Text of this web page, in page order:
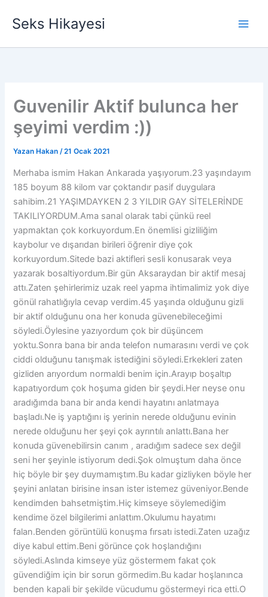
atlaSeks Hikayesi
Guvenilir Aktif bulunca her
şeyimi verdim :))
Yazan Hakan/21 Ocak 2021
Merhaba ismim Hakan Ankarada yaşıyorum.23 yaşındayım
185 boyum 88 kilom var çoktandır pasif duygulara
sahibim.21 YAŞIMDAYKEN 2 3 YILDIR GAY SİTELERİNDE
TAKILIYORDUM.Ama sanal olarak tabi çünkü reel
yapmaktan çok korkuyordum.En önemlisi gizliliğim
kaybolur ve dışarıdan birileri öğrenir diye çok
korkuyordum.Sitede bazi aktifleri sesli konusarak veya
yazarak bosaltiyordum.Bir gün Aksaraydan bir aktif mesaj
attı.Zaten şehirlerimiz uzak reel yapma ihtimalimiz yok diye
gönül rahatlığıyla cevap verdim.45 yaşında olduğunu gizli
bir aktif olduğunu ona her konuda güvenebileceğimi
söyledi.Öylesine yazıyordum çok bir düşüncem
yoktu.Sonra bana bir anda telefon numarasını verdi ve çok
ciddi olduğunu tanışmak istediğini söyledi.Erkekleri zaten
gizliden arıyordum normaldi benim için.Arayıp boşaltıp
kapatıyordum çok hoşuma giden bir şeydi.Her neyse onu
aradığımda bana bir anda kendi hayatını anlatmaya
başladı.Ne iş yaptığını iş yerinin nerede olduğunu evinin
nerede olduğunu her şeyi çok ayrıntılı anlattı.Bana her
konuda güvenebilirsin canım , aradığım sadece sex değil
seni her şeyinle istiyorum dedi.Şok olmuştum daha önce
hiç böyle bir şey duymamıştım.Bu kadar gizliyken böyle her
şeyini anlatan birisine insan ister istemez güveniyor.Bende
kendimden bahsetmiştim.Hiç kimseye söylemediğim
kendime özel bilgilerimi anlattım.Okulumu hayatımı
falan.Benden görüntülü konuşma fırsatı istedi.Zaten uzağız
diye kabul ettim.Beni görünce çok hoşlandığını
söyledi.Aslında kimseye yüz göstermem fakat çok
güvendiğim için bir sorun görmedim.Bu kadar hoşlanınca
benden kapali bir şekilde vücudumu göstermeyi rica etti.O